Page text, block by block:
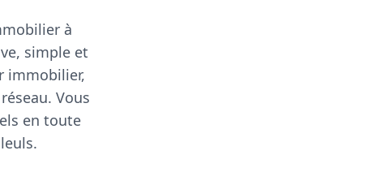
à
simple et
immobilier,
Vous
en toute